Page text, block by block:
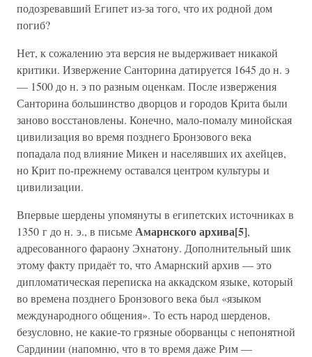
подозревавший Египет из-за того, что их родной дом
погиб?
Нет, к сожалению эта версия не выдерживает никакой
критики. Извержение Санторина датируется 1645 до н. э
— 1500 до н. э по разным оценкам. После извержения
Санторина большинство дворцов и городов Крита были
заново восстановлены. Конечно, мало-помалу минойская
цивилизация во время позднего Бронзового века
попадала под влияние Микен и населявших их ахейцев,
но Крит по-прежнему оставался центром культуры и
цивилизации.
Впервые шердены упомянуты в египетских источниках в
1350 г до н. э., в письмеАмарнского архива[5],
адресованного фараону Эхнатону. Дополнительный шик
этому факту придаёт то, что Амарнский архив — это
дипломатическая переписка на аккадском языке, который
во времена позднего Бронзового века был «языком
международного общения». То есть народ шерденов,
безусловно, не какие-то грязные оборванцы с непонятной
Сардинии (напомню, что в то время даже Рим —